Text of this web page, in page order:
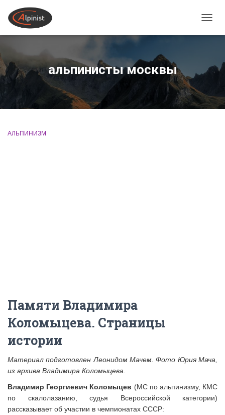
альпинисты москвы
АЛЬПИНИЗМ
Памяти Владимира
Коломыцева. Страницы
истории
Материал подготовлен Леонидом Мачем. Фото Юрия Мача,
из архива Владимира Коломыцева.
Владимир Георгиевич Коломыцев (МС по альпинизму, КМС
по скалолазанию, судья Всероссийской категории)
рассказывает об участии в чемпионатах СССР: